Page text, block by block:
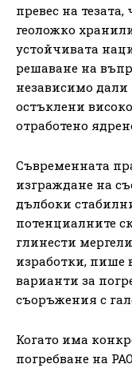
превес на
геоложко
устойчивата
решаване на
независимо
остъклени
отработено
Съвременната
изграждане на
дълбоки
потенциалните
глинести
изработки, пише
варианти за
съоръжения с
Когато има
погребване на